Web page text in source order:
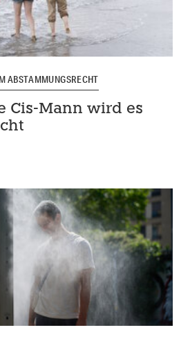
ABSTAMMUNGSRECHT
Cis-Mann wird es